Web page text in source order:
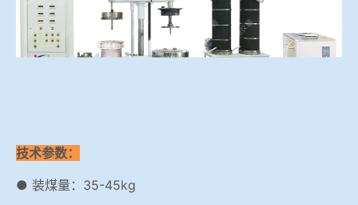
技术参数：
● 装煤量：35-45kg